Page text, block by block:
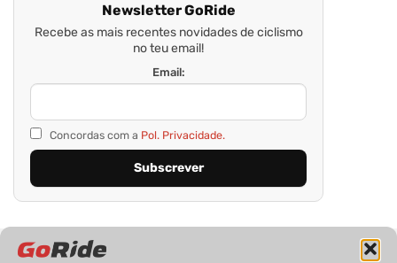
Newsletter GoRide
Recebe as mais recentes novidades de ciclismo
no teu email!
Email:
Concordas com a Pol. Privacidade.